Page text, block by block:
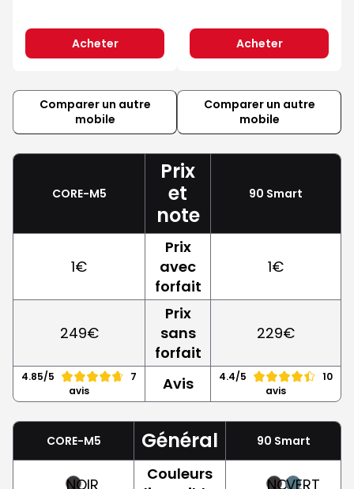
Acheter Acheter
Comparer un autre
mobile
Comparer un autre
mobile
CORE-M5
Prix
et
note
90 Smart
1€
Prix
avec
forfait
1€
249€
Prix
sans
forfait
229€
4.85/5
7
avis
Avis 4.4/5
10
avis
CORE-M5 Général 90 Smart
NOIR
Couleurs
NOIRVERT